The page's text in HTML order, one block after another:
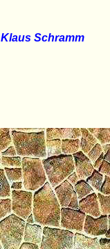
Klaus Schramm